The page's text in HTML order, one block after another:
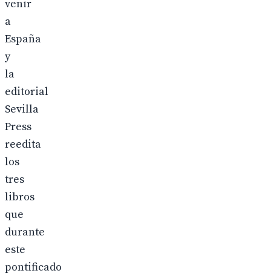
venir
a
España
y
la
editorial
Sevilla
Press
reedita
los
tres
libros
que
durante
este
pontificado